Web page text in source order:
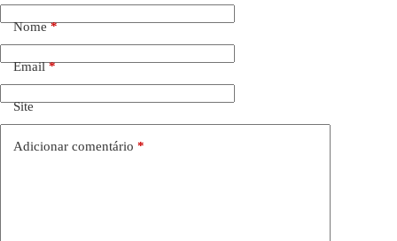
Nome*
Email*
Site
Adicionar comentário *